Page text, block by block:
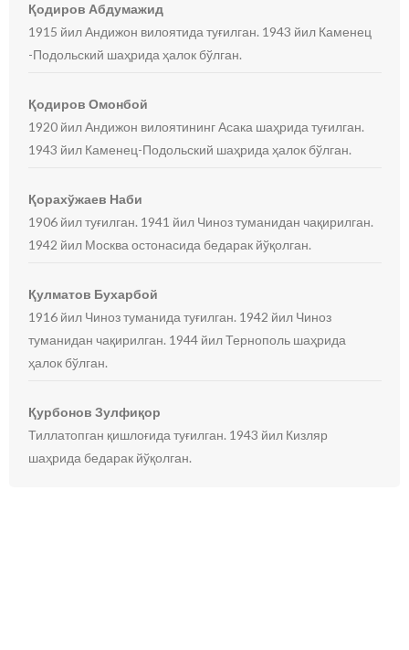
Қодиров Абдумажид
1915 йил Андижон вилоятида туғилган. 1943 йил Каменец
-Подольский шаҳрида ҳалок бўлган.
Қодиров Омонбой
1920 йил Андижон вилоятининг Асака шаҳрида туғилган.
1943 йил Каменец-Подольский шаҳрида ҳалок бўлган.
Қорахўжаев Наби
1906 йил туғилган. 1941 йил Чиноз туманидан чақирилган.
1942 йил Москва остонасида бедарак йўқолган.
Қулматов Бухарбой
1916 йил Чиноз туманида туғилган. 1942 йил Чиноз
туманидан чақирилган. 1944 йил Тернополь шаҳрида
ҳалок бўлган.
Қурбонов Зулфиқор
Тиллатопган қишлоғида туғилган. 1943 йил Кизляр
шаҳрида бедарак йўқолган.